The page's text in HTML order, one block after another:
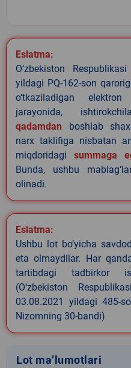
Eslatma:
O‘zbekiston
yildagi PQ-162-son
o‘tkaziladigan
jarayonida,
qadamdan boshlab
narx taklifiga nisbatan
miqdoridagi summaga
Bunda, ushbu
olinadi.
Eslatma:
Ushbu lot bo‘yicha
eta olmaydilar. Har
tartibdagi tadbirkor
(O‘zbekiston
03.08.2021 yildagi 485-
Nizomning 30-bandi)
Lot ma’lumotlari